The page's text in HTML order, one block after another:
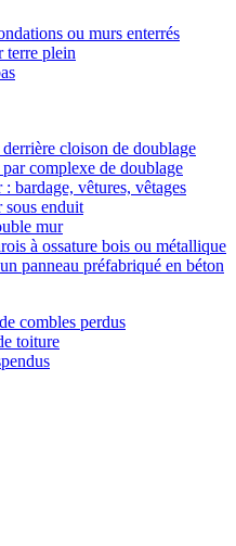
ou murs enterrés
terre plein
cloison de doublage
complexe de doublage
bardage, vêtures, vêtages
sous enduit
mur
à ossature bois ou métallique
panneau préfabriqué en béton
combles perdus
toiture